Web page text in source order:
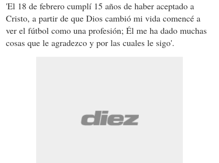
'El 18 de febrero cumplí 15 años de haber aceptado a
Cristo, a partir de que Dios cambió mi vida comencé a
ver el fútbol como una profesión; Él me ha dado muchas
cosas que le agradezco y por las cuales le sigo'.